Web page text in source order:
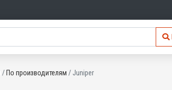
По производителям Juniper